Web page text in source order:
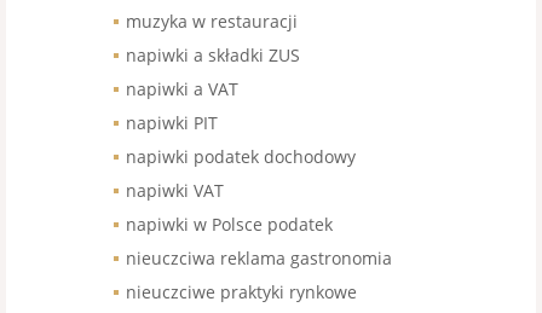
muzyka w restauracji
napiwki a składki ZUS
napiwki a VAT
napiwki PIT
napiwki podatek dochodowy
napiwki VAT
napiwki w Polsce podatek
nieuczciwa reklama gastronomia
nieuczciwe praktyki rynkowe